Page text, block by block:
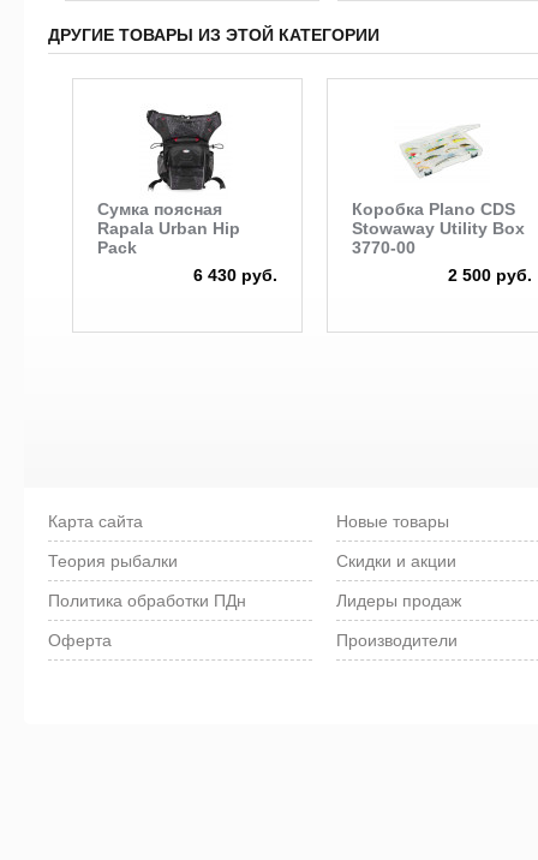
ДРУГИЕ ТОВАРЫ ИЗ ЭТОЙ КАТЕГОРИИ
Сумка поясная
Rapala Urban Hip
Pack
6 430 руб.
Коробка Plano CDS
Stowaway Utility Box
3770-00
2 500 руб.
Карта сайта
Теория рыбалки
Политика обработки ПДн
Оферта
Новые товары
Скидки и акции
Лидеры продаж
Производители